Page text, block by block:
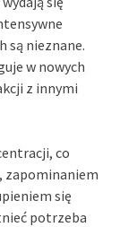
są nieznane.
w nowych
z innymi
co
zapominaniem
się
potrzeba